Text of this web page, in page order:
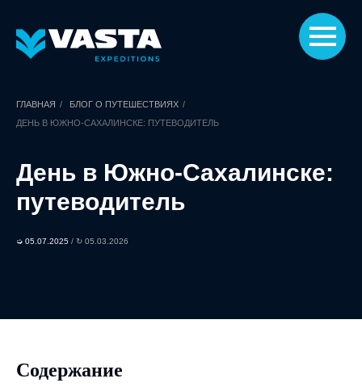
ГЛАВНАЯ / БЛОГ О ПУТЕШЕСТВИЯХ /
ДЕНЬ В ЮЖНО-САХАЛИНСКЕ: ПУТЕВОДИТЕЛЬ
День в Южно-Сахалинске:
путеводитель
➭ 05.07.2025 / ↻ 05.03.2026
Содержание